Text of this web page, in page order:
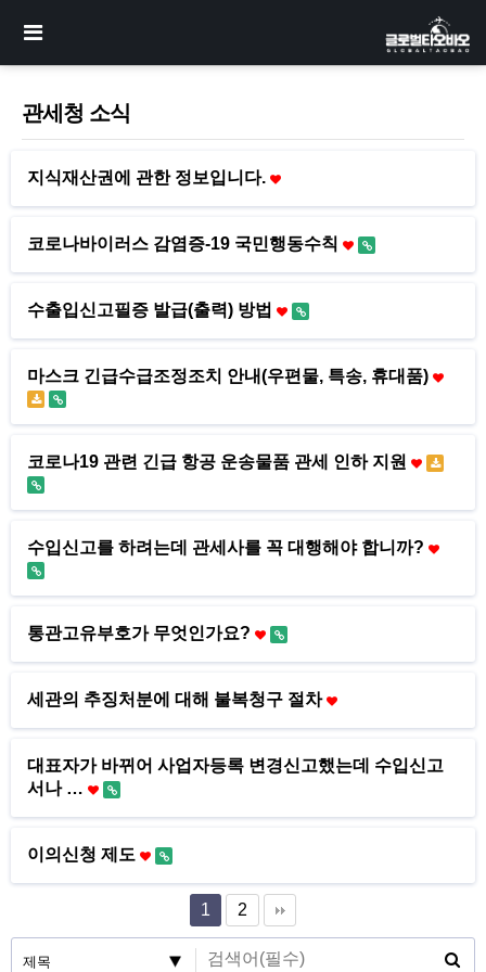
관세청 소식
지식재산권에 관한 정보입니다.
코로나바이러스 감염증-19 국민행동수칙
수출입신고필증 발급(출력) 방법
마스크 긴급수급조정조치 안내(우편물, 특송, 휴대품)
코로나19 관련 긴급 항공 운송물품 관세 인하 지원
수입신고를 하려는데 관세사를 꼭 대행해야 합니까?
통관고유부호가 무엇인가요?
세관의 추징처분에 대해 불복청구 절차
대표자가 바뀌어 사업자등록 변경신고했는데 수입신고
서나 …
이의신청 제도
1 2